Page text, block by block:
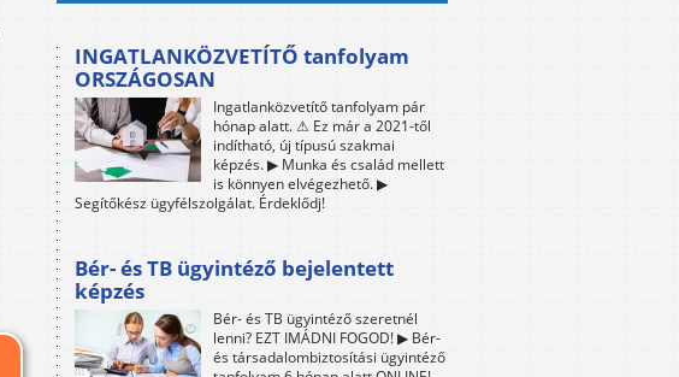
INGATLANKÖZVETÍTŐ tanfolyam
ORSZÁGOSAN
Ingatlanközvetítő tanfolyam pár
hónap alatt. ⚠ Ez már a 2021-től
indítható, új típusú szakmai
képzés. ▶ Munka és család mellett
is könnyen elvégezhető. ▶
Segítőkész ügyfélszolgálat. Érdeklődj!
Bér- és TB ügyintéző bejelentett
képzés
Bér- és TB ügyintéző szeretnél
lenni? EZT IMÁDNI FOGOD! ▶ Bér-
és társadalombiztosítási ügyintéző